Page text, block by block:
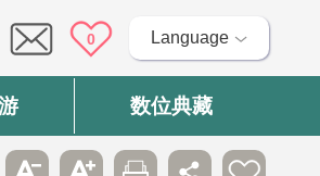
0 Language
数位典藏